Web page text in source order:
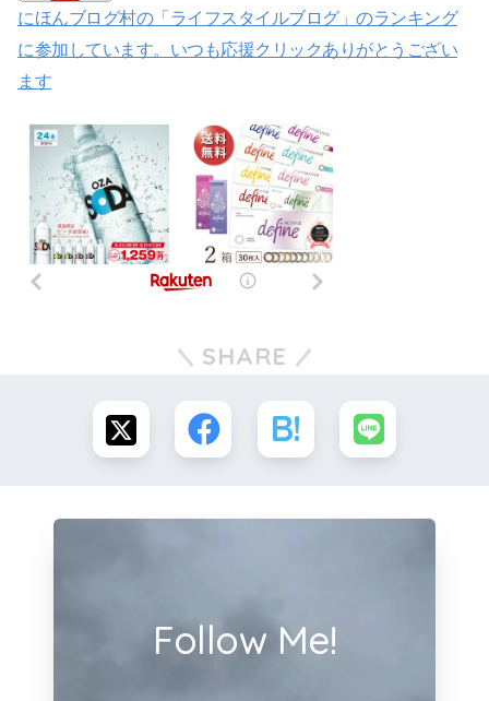
にほんブログ村の「ライフスタイルブログ」のランキング
に参加しています。いつも応援クリックありがとうござい
ます
SHARE
Follow Me!